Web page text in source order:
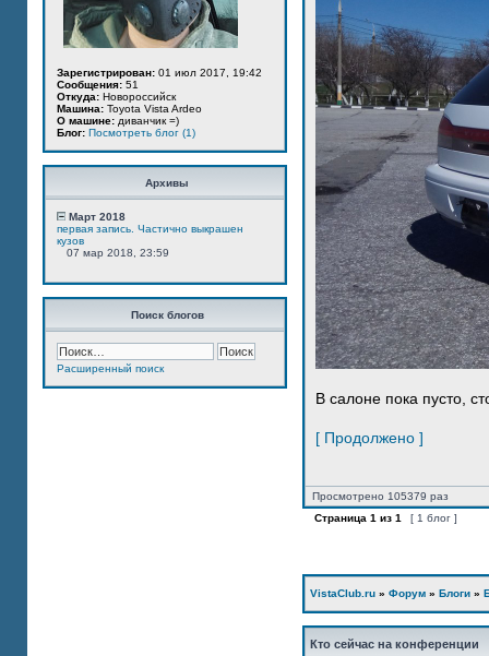
Зарегистрирован: 01 июл 2017, 19:42
Сообщения: 51
Откуда: Новороссийск
Машина: Toyota Vista Ardeo
О машине: диванчик =)
Блог: Посмотреть блог (1)
Архивы
Март 2018
первая запись. Частично выкрашен
кузов
07 мар 2018, 23:59
Поиск блогов
Расширенный поиск
В салоне пока пусто,
[ Продолжено ]
Просмотрено 105379 раз
Страница 1 из 1 [ 1 блог ]
VistaClub.ru » Форум » Блоги »
Кто сейчас на конференции